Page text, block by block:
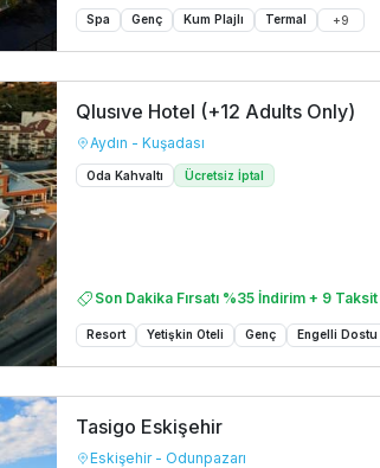
Spa Genç Kum Plajlı Termal +9
Qlusıve Hotel (+12 Adults Only)
Aydın - Kuşadası
Oda Kahvaltı Ücretsiz İptal
Son Dakika Fırsatı %35 İndirim + 9 Taksit
Resort Yetişkin Oteli Genç Engelli Dostu
Tasigo Eskişehir
Eskişehir - Odunpazarı